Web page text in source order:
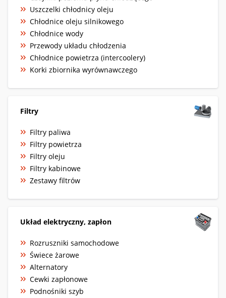
Uszczelki chłodnicy oleju
Chłodnice oleju silnikowego
Chłodnice wody
Przewody układu chłodzenia
Chłodnice powietrza (intercoolery)
Korki zbiornika wyrównawczego
Filtry
Filtry paliwa
Filtry powietrza
Filtry oleju
Filtry kabinowe
Zestawy filtrów
Układ elektryczny, zapłon
Rozruszniki samochodowe
Świece żarowe
Alternatory
Cewki zapłonowe
Podnośniki szyb